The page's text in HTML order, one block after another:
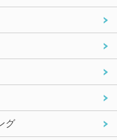
グ